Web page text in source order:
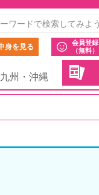
身を見る
会員登録
（無料）
九州・沖縄